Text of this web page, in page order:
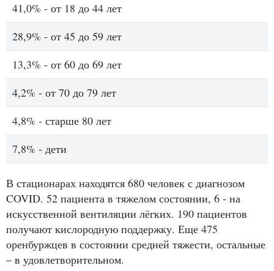
41,0% - от 18 до 44 лет
28,9% - от 45 до 59 лет
13,3% - от 60 до 69 лет
4,2% - от 70 до 79 лет
4,8% - старше 80 лет
7,8% - дети
В стационарах находятся 680 человек с диагнозом
COVID. 52 пациента в тяжелом состоянии, 6 - на
искусственной вентиляции лёгких. 190 пациентов
получают кислородную поддержку. Еще 475
оренбуржцев в состоянии средней тяжести, остальные
– в удовлетворительном.